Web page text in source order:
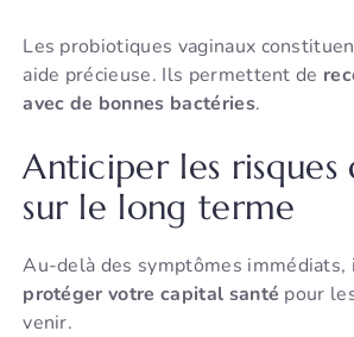
Les probiotiques vaginaux
aide précieuse. Ils permettent de
avec de bonnes bactéries.
Anticiper les risques
sur le long terme
Au-delà des symptômes immédiats,
protéger votre capital santé pour
venir.